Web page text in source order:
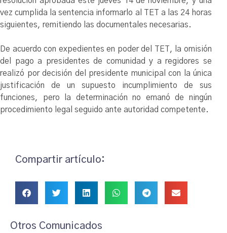
vez cumplida la sentencia informarlo al TET a las 24 horas
siguientes, remitiendo las documentales necesarias.
De acuerdo con expedientes en poder del TET, la omisión
del pago a presidentes de comunidad y a regidores se
realizó por decisión del presidente municipal con la única
justificación de un supuesto incumplimiento de sus
funciones, pero la determinación no emanó de ningún
procedimiento legal seguido ante autoridad competente.
Compartir artículo:
Otros Comunicados